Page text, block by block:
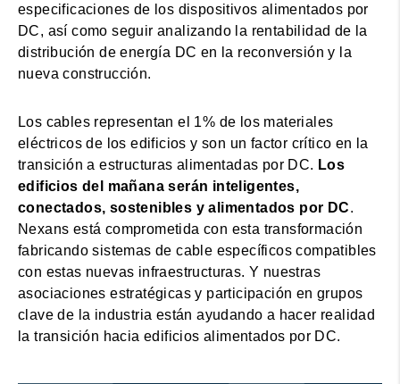
especificaciones de los dispositivos alimentados por
DC, así como seguir analizando la rentabilidad de la
distribución de energía DC en la reconversión y la
nueva construcción.
Los cables representan el 1% de los materiales
eléctricos de los edificios y son un factor crítico en la
transición a estructuras alimentadas por DC. Los
edificios del mañana serán inteligentes,
conectados, sostenibles y alimentados por DC.
Nexans está comprometida con esta transformación
fabricando sistemas de cable específicos compatibles
con estas nuevas infraestructuras. Y nuestras
asociaciones estratégicas y participación en grupos
clave de la industria están ayudando a hacer realidad
la transición hacia edificios alimentados por DC.